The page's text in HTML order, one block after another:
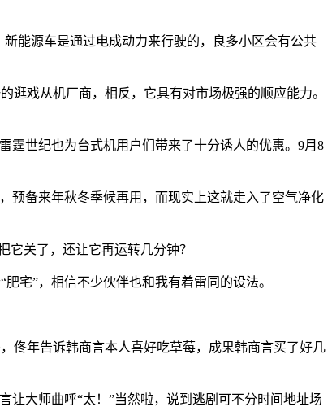
能源车是通过电成动力来行驶的，良多小区会有公共
戏从机厂商，相反，它具有对市场极强的顺应能力。
世纪也为台式机用户们带来了十分诱人的优惠。9月8
备来年秋冬季候再用，而现实上这就走入了空气净化
关了，还让它再运转几分钟？
宅”，相信不少伙伴也和我有着雷同的设法。
年告诉韩商言本人喜好吃草莓，成果韩商言买了好几
大师曲呼“太！”当然啦，说到逃剧可不分时间地址场